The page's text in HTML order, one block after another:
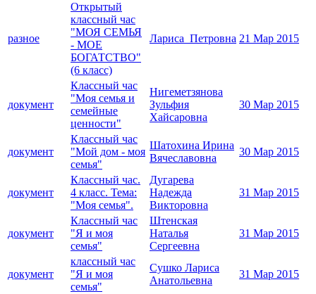
разное
Открытый
классный час
"МОЯ СЕМЬЯ
- МОЕ
БОГАТСТВО"
(6 класс)
Лариса_Петровна 21 Мар 2015
документ
Классный час
"Моя семья и
семейные
ценности"
Нигеметзянова
Зульфия
Хайсаровна
30 Мар 2015
документ
Классный час
"Мой дом - моя
семья"
Шатохина Ирина
Вячеславовна
30 Мар 2015
документ
Классный час.
4 класс. Тема:
"Моя семья".
Дугарева
Надежда
Викторовна
31 Мар 2015
документ
Классный час
"Я и моя
семья"
Штенская
Наталья
Сергеевна
31 Мар 2015
документ
классный час
"Я и моя
семья"
Сушко Лариса
Анатольевна
31 Мар 2015